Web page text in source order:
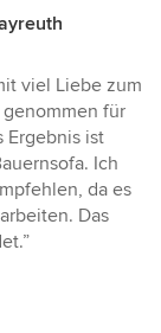
viel Liebe zum
für
Ergebnis ist
Ich
da es
Das